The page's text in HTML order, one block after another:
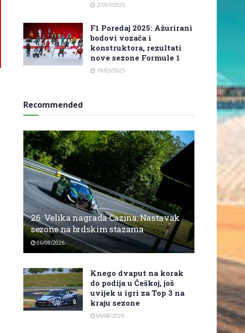
27/07/2025
F1 Poredaj 2025: Ažurirani
bodovi vozača i
konstruktora, rezultati
nove sezone Formule 1
19/03/2025
Recommended
26. Velika nagrada Cazina: Nastavak
sezone na brdskim stazama
06/08/2026
Knego dvaput na korak
do podija u Češkoj, još
uvijek u igri za Top 3 na
kraju sezone
06/08/2026